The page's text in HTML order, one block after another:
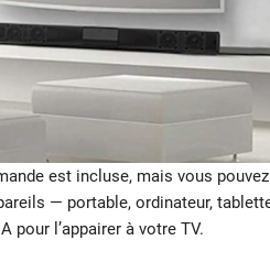
est incluse, mais vous
— portable, ordinateur,
pour l’appairer à votre TV.